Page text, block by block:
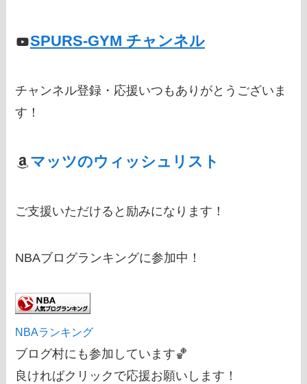
SPURS-GYM チャンネル
チャンネル登録・応援いつもありがとうございま
す！
マッツのウィッシュリスト
ご支援いただけると励みになります！
NBAブログランキングに参加中！
NBAランキング
ブログ村にも参加しています🏀
良ければクリックで応援お願いします！